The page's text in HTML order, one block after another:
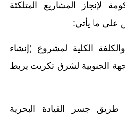
لإنجاز المشاريع المتلكئة
على ما يأتي:
الكلية لمشروع (إنشاء
الجنوبية لشرق تكريت يربط
جسر القيادة البحرية